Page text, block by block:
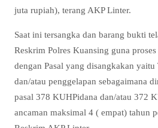
juta rupiah), terang AKP Linter.
Saat ini tersangka dan barang bukti
Reskrim Polres Kuansing guna
dengan Pasal yang disangkakan
dan/atau penggelapan sebagaimana
pasal 378 KUHPidana dan/atau 372
ancaman maksimal 4 ( empat) tahun